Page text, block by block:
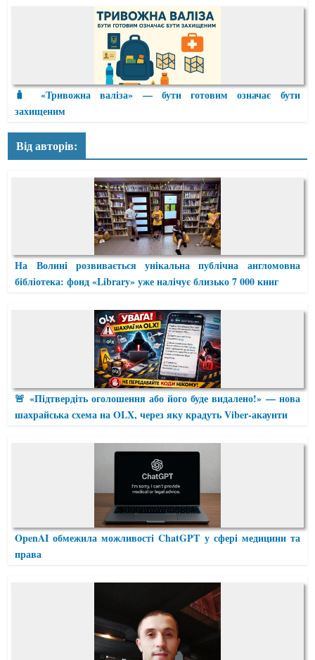
🧳 «Тривожна валіза» — бути готовим означає бути
захищеним
Від авторів:
На Волині розвивається унікальна публічна англомовна
бібліотека: фонд «Library» уже налічує близько 7 000 книг
🚨 «Підтвердіть оголошення або його буде видалено!» — нова
шахрайська схема на OLX, через яку крадуть Viber-акаунти
OpenAI обмежила можливості ChatGPT у сфері медицини та
права